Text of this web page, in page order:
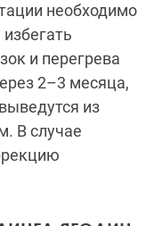
необходимо
и перегрева
2–3 месяца,
из
В случае